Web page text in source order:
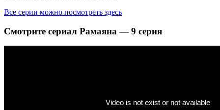
Все серии можно посмотреть здесь
Смотрите сериал Рамаяна — 9 серия